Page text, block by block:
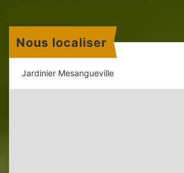
Nous localiser
Jardinier Mesangueville